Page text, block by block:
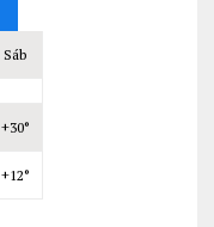
Sáb
+30°
+12°